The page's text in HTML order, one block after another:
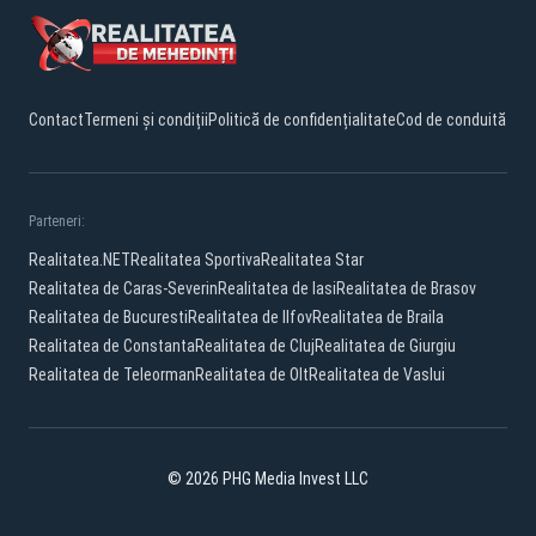
ContactTermeni și condițiiPolitică de confidențialitateCod de conduită
Parteneri:
Realitatea.NETRealitatea SportivaRealitatea Star
Realitatea de Caras-SeverinRealitatea de IasiRealitatea de Brasov
Realitatea de BucurestiRealitatea de IlfovRealitatea de Braila
Realitatea de ConstantaRealitatea de ClujRealitatea de Giurgiu
Realitatea de TeleormanRealitatea de OltRealitatea de Vaslui
© 2026 PHG Media Invest LLC